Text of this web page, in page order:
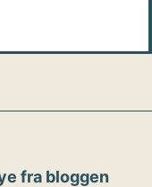
fra bloggen